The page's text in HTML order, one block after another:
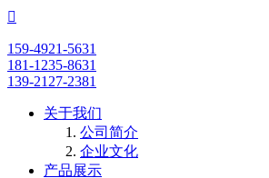

159-4921-5631
181-1235-8631
139-2127-2381
关于我们
公司简介
企业文化
产品展示